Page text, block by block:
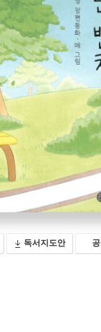
독서지도안